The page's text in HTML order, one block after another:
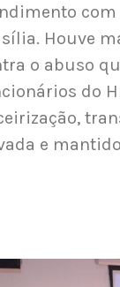
com
Houve
o abuso
do
e